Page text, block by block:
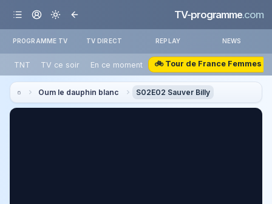
TV-programme.com
PROGRAMME TV TV DIRECT REPLAY NEWS
TNT TV ce soir En ce moment 🚲 Tour de France Femmes
Oum le dauphin blanc S02E02 Sauver Billy